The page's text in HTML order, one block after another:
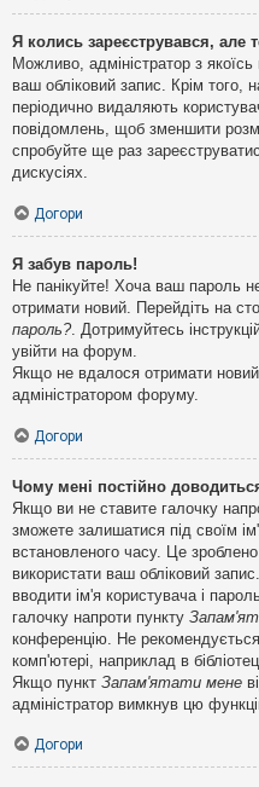
Я колись зареєструвався, але
Можливо, адміністратор з
ваш обліковий запис. Крім того,
періодично видаляють
повідомлень, щоб зменшити
спробуйте ще раз
дискусіях.
Догори
Я забув пароль!
Не панікуйте! Хоча ваш пароль
отримати новий. Перейдіть на
пароль?. Дотримуйтесь
увійти на форум.
Якщо не вдалося отримати
адміністратором форуму.
Догори
Чому мені постійно
Якщо ви не ставите галочку
зможете залишатися під своїм
встановленого часу. Це
використати ваш обліковий
вводити ім'я користувача і
галочку напроти пункту
конференцію. Не
комп'ютері, наприклад в
Якщо пункт Запам'ятати мене
адміністратор вимкнув цю
Догори